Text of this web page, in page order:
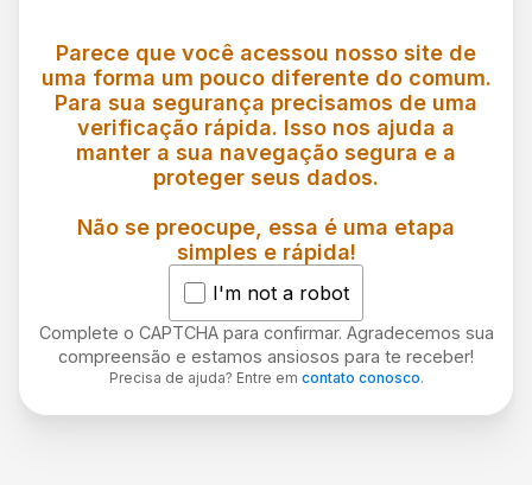
Parece que você acessou nosso site de
uma forma um pouco diferente do comum.
Para sua segurança precisamos de uma
verificação rápida. Isso nos ajuda a
manter a sua navegação segura e a
proteger seus dados.
Não se preocupe, essa é uma etapa
simples e rápida!
I'm not a robot
Complete o CAPTCHA para confirmar. Agradecemos sua
compreensão e estamos ansiosos para te receber!
Precisa de ajuda? Entre em contato conosco.